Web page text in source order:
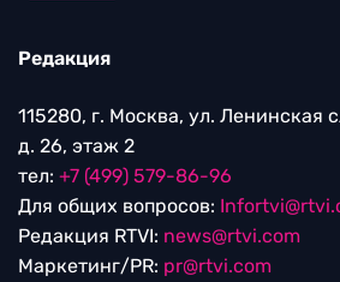
Редакция
115280, г. Москва, ул. Ленинская
д. 26, этаж 2
тел: +7 (499) 579-86-96
Для общих вопросов:
Редакция RTVI: news@rtvi.com
Маркетинг/PR: pr@rtvi.com